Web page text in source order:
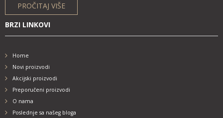
PROČITAJ VIŠE
BRZI LINKOVI
Home
Novi proizvodi
Akcijski proizvodi
Preporučeni proizvodi
O nama
Poslednje sa našeg bloga